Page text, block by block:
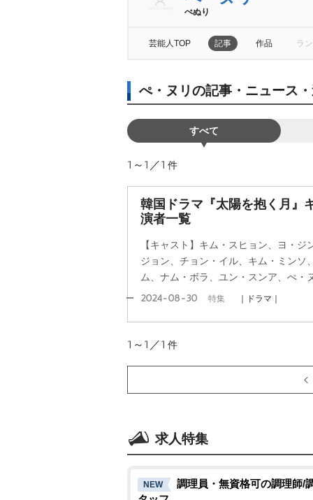
ぺぬり
芸能人TOP 記事 作品 ラ
ぺ・ヌリの記事・ニュース
すべて
1～1／1 件
韓国ドラマ『太陽を抱く月』
演者一覧
【キャスト】キム・スヒョン、ヨ・
ジョン、チョン・イル、キム・ミンソ
ム、ナム・ボラ、ユン・スンア、ぺ・
2024-08-30 特集 ｜ドラマ｜
1～1／1 件
求人特集
NEW
調理員・無資格可の調理師/